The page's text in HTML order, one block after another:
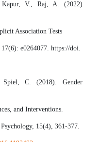
V., Raj, A. (2022)
Association Tests
e0264077. https://doi.
C. (2018). Gender
and Interventions.
15(4), 361-377.